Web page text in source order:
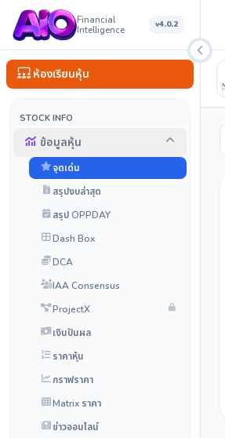
Financial
Intelligence
v4.0.2
ห้องเรียนหุ้น
STOCK INFO
ข้อมูลหุ้น
จุดเด่น
สรุปงบล่าสุด
สรุป OPPDAY
Dash Box
DCA
IAA Consensus
ProjectX
เงินปันผล
ราคาหุ้น
กราฟราคา
Matrix ราคา
ข่าวออนไลน์